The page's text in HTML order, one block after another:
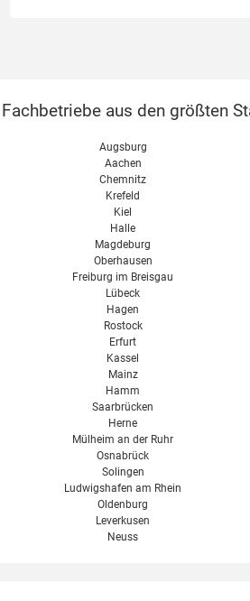
Fachbetriebe aus den größten
Augsburg
Aachen
Chemnitz
Krefeld
Kiel
Halle
Magdeburg
Oberhausen
Freiburg im Breisgau
Lübeck
Hagen
Rostock
Erfurt
Kassel
Mainz
Hamm
Saarbrücken
Herne
Mülheim an der Ruhr
Osnabrück
Solingen
Ludwigshafen am Rhein
Oldenburg
Leverkusen
Neuss